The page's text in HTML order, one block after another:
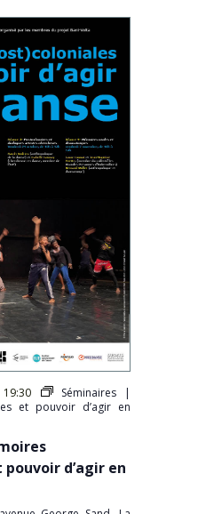
19:30
Séminaires |
et pouvoir d’agir en
d’agir en